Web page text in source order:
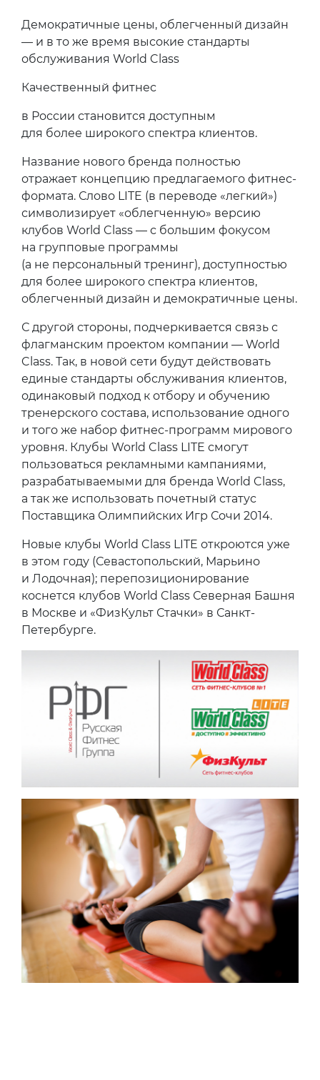
Демократичные цены, облегченный дизайн
— и в то же время высокие стандарты
обслуживания World Class
Качественный фитнес
в России становится доступным
для более широкого спектра клиентов.
Название нового бренда полностью
отражает концепцию предлагаемого фитнес-
формата. Слово LITE (в переводе «легкий»)
символизирует «облегченную» версию
клубов World Class — с большим фокусом
на групповые программы
(а не персональный тренинг), доступностью
для более широкого спектра клиентов,
облегченный дизайн и демократичные цены.
С другой стороны, подчеркивается связь с
флагманским проектом компании — World
Class. Так, в новой сети будут действовать
единые стандарты обслуживания клиентов,
одинаковый подход к отбору и обучению
тренерского состава, использование одного
и того же набор фитнес-программ мирового
уровня. Клубы World Class LITE смогут
пользоваться рекламными кампаниями,
разрабатываемыми для бренда World Class,
а так же использовать почетный статус
Поставщика Олимпийских Игр Сочи 2014.
Новые клубы World Class LITE откроются уже
в этом году (Севастопольский, Марьино
и Лодочная); перепозиционирование
коснется клубов World Class Северная Башня
в Москве и «ФизКульт Стачки» в Санкт-
Петербурге.